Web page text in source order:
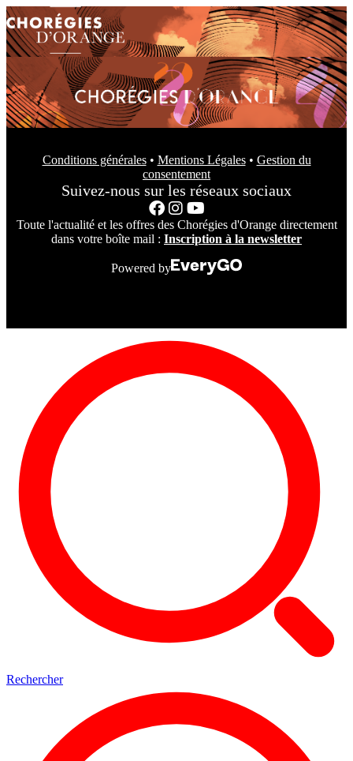
Conditions générales• Mentions Légales• Gestion du
consentement
Suivez-nous sur les réseaux sociaux
Toute l'actualité et les offres des Chorégies d'Orange directement
dans votre boîte mail : Inscription à la newsletter
Powered by
Rechercher